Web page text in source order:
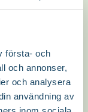
första- och
och annonser,
och analysera
användning av
,daggros